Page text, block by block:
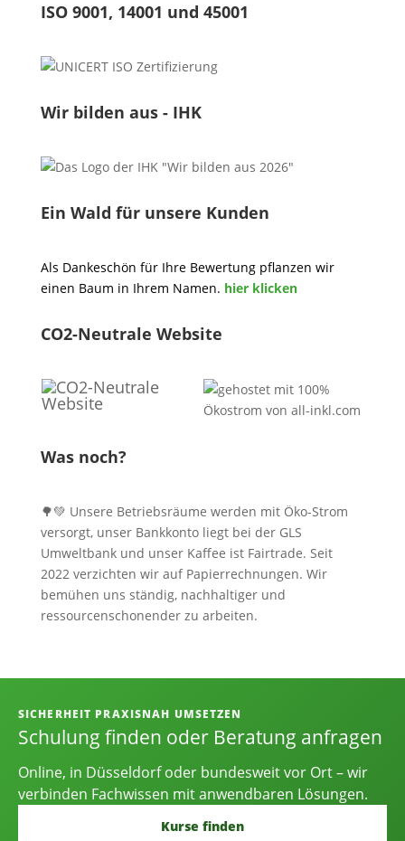
ISO 9001, 14001 und 45001
Wir bilden aus - IHK
Ein Wald für unsere Kunden
Als Dankeschön für Ihre Bewertung pflanzen wir
einen Baum in Ihrem Namen. hier klicken
CO2-Neutrale Website
Was noch?
🌳💚 Unsere Betriebsräume werden mit Öko-Strom
versorgt, unser Bankkonto liegt bei der GLS
Umweltbank und unser Kaffee ist Fairtrade. Seit
2022 verzichten wir auf Papierrechnungen. Wir
bemühen uns ständig, nachhaltiger und
ressourcenschonender zu arbeiten.
Informationen, Kontakt und
SICHERHEIT PRAXISNAH UMSETZEN
Schulung finden oder Beratung anfragen
Online, in Düsseldorf oder bundesweit vor Ort – wir
verbinden Fachwissen mit anwendbaren Lösungen.
Kurse finden